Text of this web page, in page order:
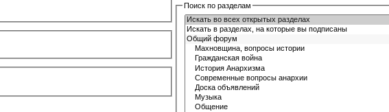
Поиск по разделам